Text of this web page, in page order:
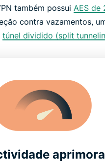
também possui AES de
contra vazamentos,
túnel dividido (split